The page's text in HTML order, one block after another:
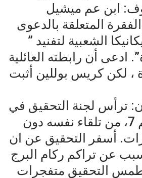
ابن عم ميشيل
المتعلقة بالدعوى
الشعبية لتفنيد ”
ادعى أن رابطته العائلية
، لكن كريس بوللين أثبت
ترأس لجنة التحقيق في
انهيار البرج رقم 7، من تلقاء نفسه دون
أسفر التحقيق عن ان
عن تراكم ركام البرج
طمس التحقيق متفجرات